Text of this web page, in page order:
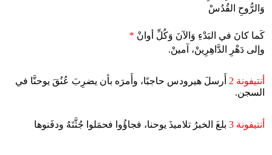
وَالرُّوحِ القُدُسْ
كَما كانَ في البَدْءِ وَالآنَ وَكُلِّ أوانْ *
وإلى دَهْرِ الدَّاهِرِينْ، آمينْ.
أنتيفونة 2
أَرسلَ هيرودس حاجبًا، وأَمرَه بأن يضرِبَ عُنُقَ يوحنَّا في
السجن.
أنتيفونة 3 بلغَ الخبرُ تلاميذَ يوحنا، فجاؤُوا فحمَلوا جُثَّتَهُ ودفَنوها